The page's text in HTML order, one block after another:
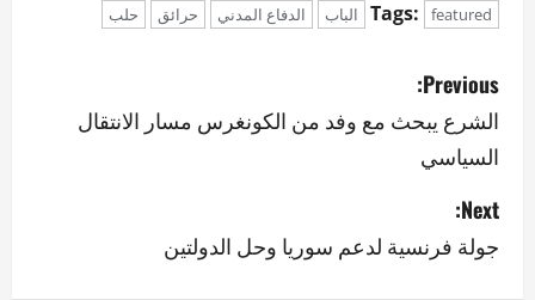
Tags: featured الباب الدفاع المدني حرائق حلب
P
o
s
t
n
Previous:
الشرع يبحث مع وفد من الكونغرس مسار الانتقال
السياسي
Next:
جولة فرنسية لدعم سوريا وحل الدولتين